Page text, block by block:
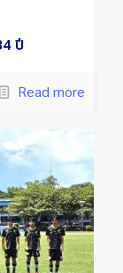
ปี
Read more